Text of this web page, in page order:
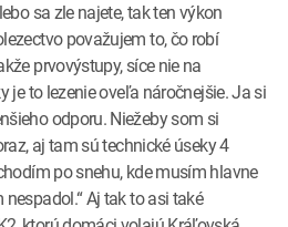
sa zle najete, tak ten výkon
považujem to, čo robí
prvo­výstupy, síce nie na
je to lezenie oveľa náročnejšie. Ja si
odporu. Niežeby som si
aj tam sú technické úseky 4
po snehu, kde musím hlavne
Aj tak to asi také